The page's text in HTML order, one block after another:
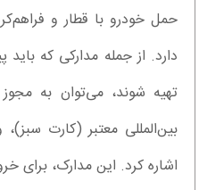
حمل خودرو با قطار و
دارد. از جمله مدارکی که
تهیه شوند، می‌توان به مجوز
بین‌المللی معتبر (کارت
اشاره کرد. این مدارک، برای